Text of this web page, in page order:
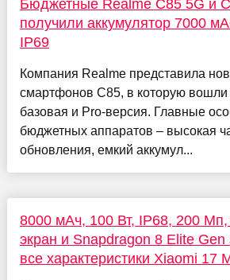
Бюджетные Realme C85 5G и
получили аккумулятор 7000
IP69
Компания Realme представила
смартфонов C85, в которую вошли
базовая и Pro-версия. Главные
бюджетных аппаратов – высокая
обновления, емкий аккумул...
8000 мАч, 100 Вт, IP68, 200
экран и Snapdragon 8 Elite
все характеристики Xiaomi 17